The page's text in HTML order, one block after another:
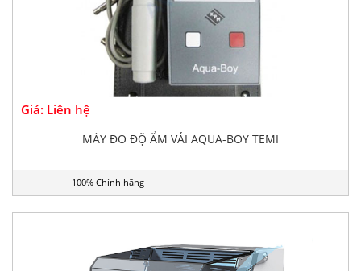
Giá: Liên hệ
MÁY ĐO ĐỘ ẨM VẢI AQUA-BOY TEMI
100% Chính hãng